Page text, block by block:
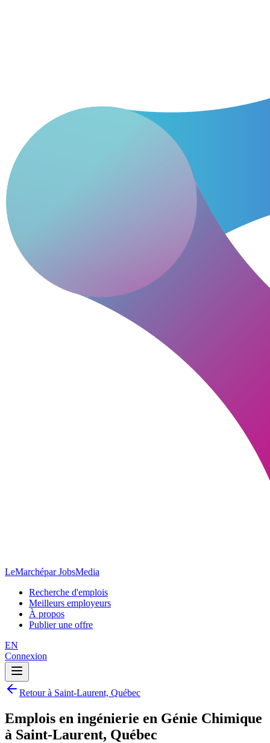
LeMarchépar JobsMedia
Recherche d'emplois
Meilleurs employeurs
À propos
Publier une offre
EN
Connexion
Retour à Saint-Laurent, Québec
Emplois en ingénierie en Génie Chimique
à Saint-Laurent, Québec